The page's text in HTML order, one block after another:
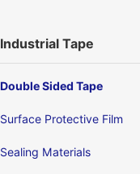
Industrial Tape
Double Sided Tape
Surface Protective Film
Sealing Materials